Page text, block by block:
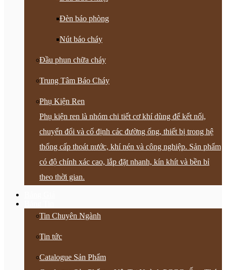
Đèn báo phòng
Nút báo cháy
Đầu phun chữa cháy
Trung Tâm Báo Cháy
Phụ Kiện Ren
Phụ kiện ren là nhóm chi tiết cơ khí dùng để kết nối,
chuyển đổi và cố định các đường ống, thiết bị trong hệ
thống cấp thoát nước, khí nén và công nghiệp. Sản phẩm
có độ chính xác cao, lắp đặt nhanh, kín khít và bền bỉ
theo thời gian.
Tin Chuyên Ngành
Tin tức
Catalogue Sản Phẩm